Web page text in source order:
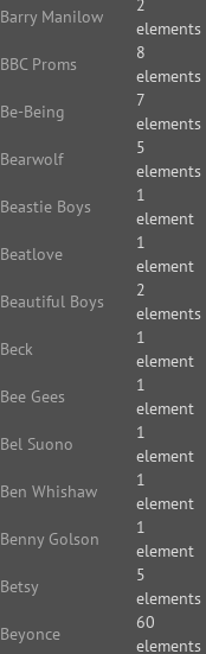
Barry Manilow
2
elements
BBC Proms
8
elements
Be-Being
7
elements
Bearwolf
5
elements
Beastie Boys
1
element
Beatlove
1
element
Beautiful Boys
2
elements
Beck
1
element
Bee Gees
1
element
Bel Suono
1
element
Ben Whishaw
1
element
Benny Golson
1
element
Betsy
5
elements
Beyonce
60
elements